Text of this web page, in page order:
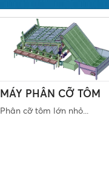
MÁY PHÂN CỠ TÔM
Phân cỡ tôm lớn nhỏ...